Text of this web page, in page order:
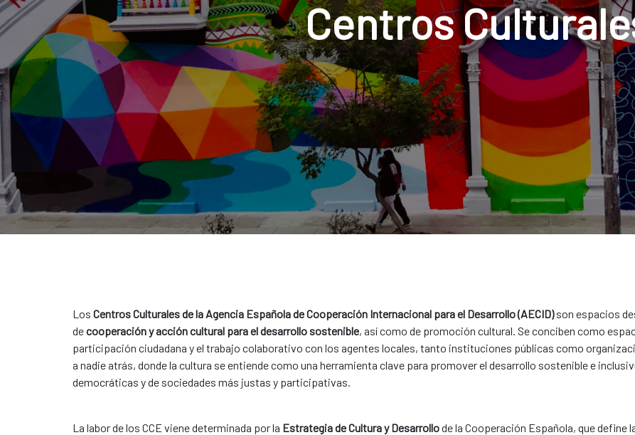
Centros
Los Centros Culturales de la Agencia Española de Cooperación Internacional para el Desarrollo (AECID)son espacios
decooperación y acción cultural para el desarrollo sostenible, así como de promoción cultural. Se conciben como
participación ciudadana y el trabajo colaborativo con los agentes locales, tanto instituciones públicas como
a nadie atrás, donde la cultura se entiende como una herramienta clave para promover el desarrollo sostenible e
democráticas y de sociedades más justas y participativas.
La labor de los CCE viene determinada por la Estrategia de Cultura y Desarrollode la Cooperación Española, que